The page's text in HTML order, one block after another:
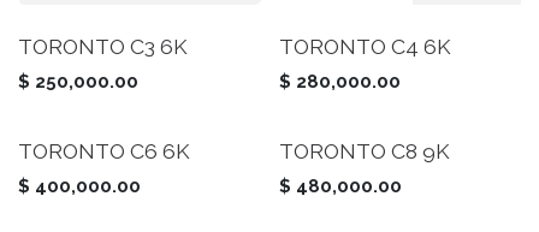
TORONTO C3 6K
$ 250,000.00
TORONTO C4 6K
$ 280,000.00
TORONTO C6 6K
$ 400,000.00
TORONTO C8 9K
$ 480,000.00